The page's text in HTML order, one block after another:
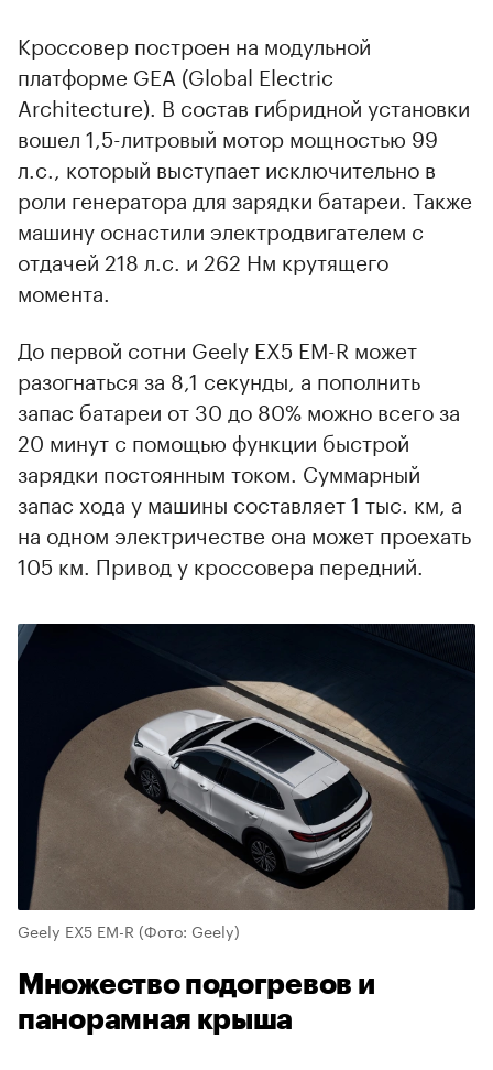
Кроссовер построен на модульной
платформе GEA (Global Electric
Architecture). В состав гибридной установки
вошел 1,5-литровый мотор мощностью 99
л.с., который выступает исключительно в
роли генератора для зарядки батареи. Также
машину оснастили электродвигателем с
отдачей 218 л.с. и 262 Нм крутящего
момента.
До первой сотни Geely EX5 EM-R может
разогнаться за 8,1 секунды, а пополнить
запас батареи от 30 до 80% можно всего за
20 минут с помощью функции быстрой
зарядки постоянным током. Суммарный
запас хода у машины составляет 1 тыс. км, а
на одном электричестве она может проехать
105 км. Привод у кроссовера передний.
Geely EX5 EM-R (Фото: Geely)
Множество подогревов и
панорамная крыша